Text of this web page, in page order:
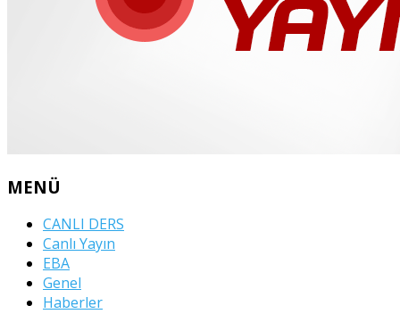
MENÜ
CANLI DERS
Canlı Yayın
EBA
Genel
Haberler